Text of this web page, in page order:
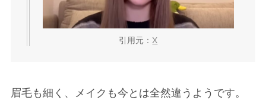
引用元：X
眉毛も細く、メイクも今とは全然違うようです。